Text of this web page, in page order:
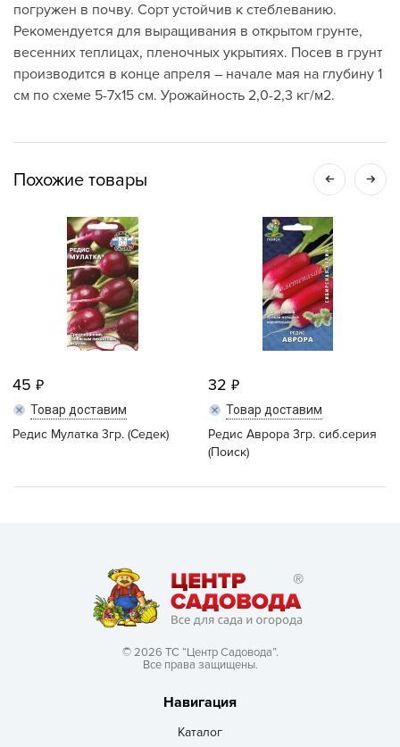
погружен в почву. Сорт устойчив к стеблеванию.
Рекомендуется для выращивания в открытом грунте,
весенних теплицах, пленочных укрытиях. Посев в грунт
производится в конце апреля – начале мая на глубину 1
см по схеме 5-7x15 см. Урожайность 2,0-2,3 кг/м2.
Похожие товары
45
Товар доставим
Редис Мулатка 3гр. (Седек)
32
Товар доставим
Редис Аврора 3гр. сиб.серия
(Поиск)
© 2026 ТС “Центр Садовода”.
Все права защищены.
Навигация
Каталог